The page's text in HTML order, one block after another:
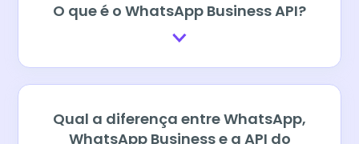
O que é o WhatsApp Business API?
Qual a diferença entre WhatsApp,
WhatsApp Business e a API do